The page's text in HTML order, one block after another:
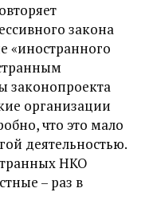
закона
«иностранного
законопроекта
организации
что это мало
деятельностью.
НКО
– раз в